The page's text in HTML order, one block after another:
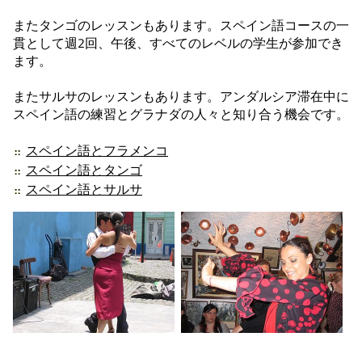
またタンゴのレッスンもあります。スペイン語コースの一
貫として週2回、午後、すべてのレベルの学生が参加でき
ます。
またサルサのレッスンもあります。アンダルシア滞在中に
スペイン語の練習とグラナダの人々と知り合う機会です。
スペイン語とフラメンコ
スペイン語とタンゴ
スペイン語とサルサ